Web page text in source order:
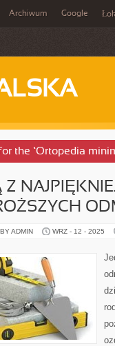
Archiwum Google
the ‘Ortopedia
Z
ADMIN WRZ - 12 - 2025